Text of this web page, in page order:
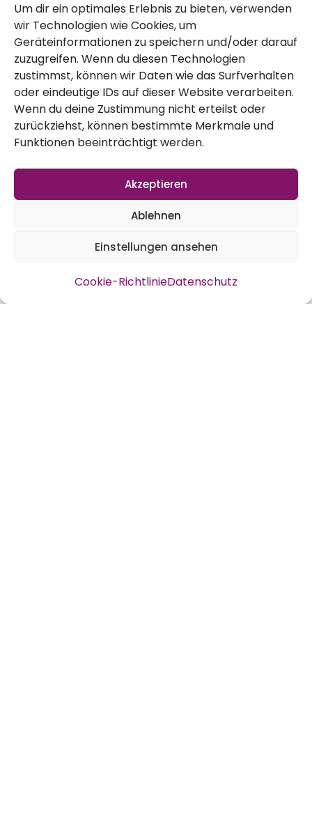
Um dir ein optimales Erlebnis zu bieten, verwenden
wir Technologien wie Cookies, um
Geräteinformationen zu speichern und/oder darauf
zuzugreifen. Wenn du diesen Technologien
zustimmst, können wir Daten wie das Surfverhalten
oder eindeutige IDs auf dieser Website verarbeiten.
Wenn du deine Zustimmung nicht erteilst oder
zurückziehst, können bestimmte Merkmale und
Funktionen beeinträchtigt werden.
Akzeptieren
Ablehnen
Einstellungen ansehen
Cookie-RichtlinieDatenschutz
Es ist wieder soweit, wir haben einen neuen
Gartenrundgang für euch: